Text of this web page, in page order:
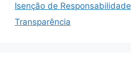
Isenção de Responsabilidade
Transparência